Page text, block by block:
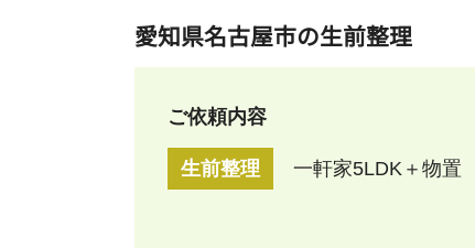
愛知県名古屋市の生前整理
ご依頼内容
生前整理 一軒家5LDK＋物置